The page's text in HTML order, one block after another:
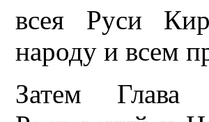
всея Руси
народу и всем
Затем Глава